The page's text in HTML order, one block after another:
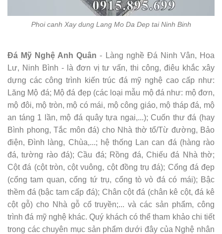
Phoi canh Xay dung Lang Mo Da Dep tai Ninh Binh
Đá Mỹ Nghệ Anh Quân - Làng nghề Đá Ninh Vân, Hoa
Lư, Ninh Bình - là đơn vị tư vấn, thi công, điêu khắc xây
dựng các công trình kiến trúc đá mỹ nghệ cao cấp như:
Lăng Mộ đá; Mộ đá đẹp (các loại mẫu mộ đá như: mộ đơn,
mộ đôi, mộ tròn, mộ có mái, mộ công giáo, mộ tháp đá, mộ
an táng 1 lần, mộ đá quây tựa ngai,...); Cuốn thư đá (hay
Bình phong, Tắc môn đá) cho Nhà thờ tổ/Từ đường, Bảo
điện, Đình làng, Chùa,...; hệ thống Lan can đá (hàng rào
đá, tường rào đá); Cầu đá; Rồng đá, Chiếu đá Nhà thờ;
Cột đá (cột tròn, cột vuông, cột đồng trụ đá); Cổng đá đẹp
(cổng tam quan, cổng tứ trụ, cổng tò vò đá có mái); Bậc
thềm đá (bậc tam cấp đá); Chân cột đá (chân kê cột, đá kê
cột gỗ) cho Nhà gỗ cổ truyền;... và các sản phẩm, công
trình đá mỹ nghệ khác. Quý khách có thể tham khảo chi tiết
trong các chuyên mục sản phẩm dưới đây của Nghệ nhân